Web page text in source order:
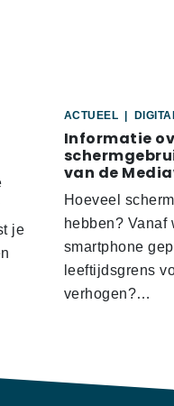
je
ACTUEEL
Informatie
van de
Hoeveel
hebben?
smartphone
leeftijdsgrens
verhogen?…